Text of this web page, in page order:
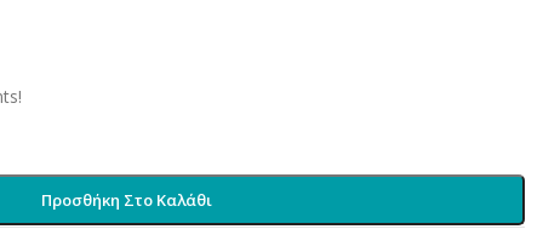
Προσθήκη Στο Καλάθι